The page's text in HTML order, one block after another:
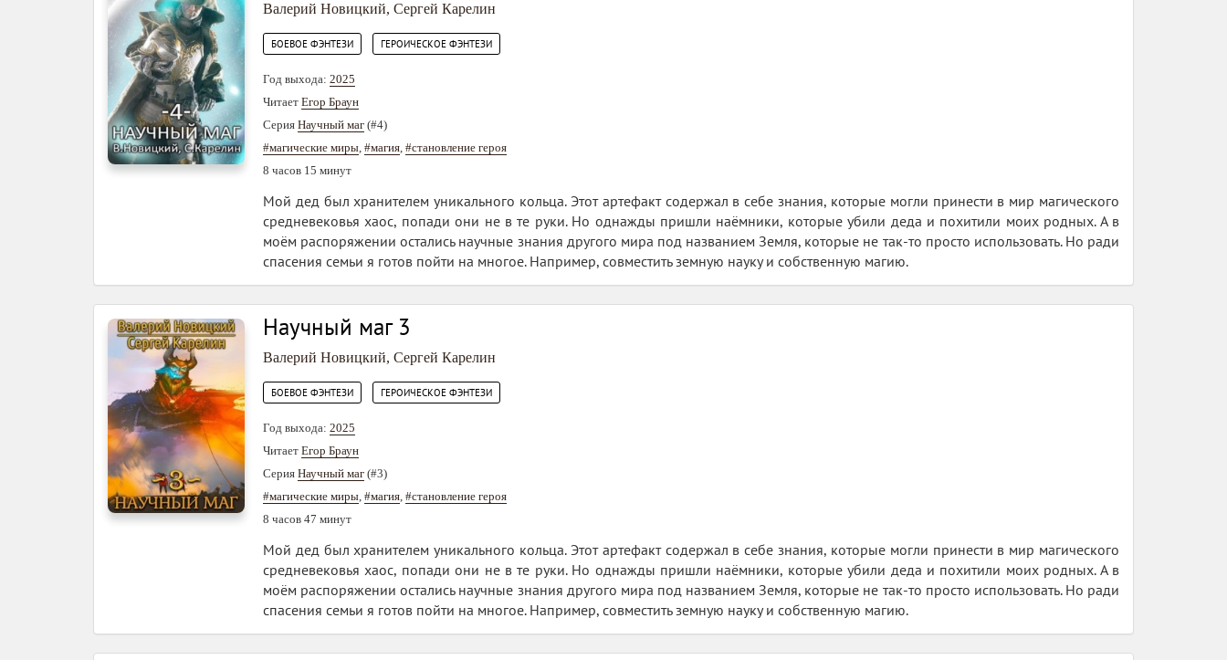
Валерий Новицкий, Сергей Карелин
БОЕВОЕ ФЭНТЕЗИ ГЕРОИЧЕСКОЕ ФЭНТЕЗИ
Год выхода: 2025
Читает Егор Браун
Серия Научный маг (#4)
#магические миры, #магия, #становление героя
8 часов 15 минут
Мой дед был хранителем уникального кольца. Этот артефакт содержал в себе знания, которые могли принести в мир магического
средневековья хаос, попади они не в те руки. Но однажды пришли наёмники, которые убили деда и похитили моих родных. А в
моём распоряжении остались научные знания другого мира под названием Земля, которые не так-то просто использовать. Но ради
спасения семьи я готов пойти на многое. Например, совместить земную науку и собственную магию.
Научный маг 3
Валерий Новицкий, Сергей Карелин
БОЕВОЕ ФЭНТЕЗИ ГЕРОИЧЕСКОЕ ФЭНТЕЗИ
Год выхода: 2025
Читает Егор Браун
Серия Научный маг (#3)
#магические миры, #магия, #становление героя
8 часов 47 минут
Мой дед был хранителем уникального кольца. Этот артефакт содержал в себе знания, которые могли принести в мир магического
средневековья хаос, попади они не в те руки. Но однажды пришли наёмники, которые убили деда и похитили моих родных. А в
моём распоряжении остались научные знания другого мира под названием Земля, которые не так-то просто использовать. Но ради
спасения семьи я готов пойти на многое. Например, совместить земную науку и собственную магию.